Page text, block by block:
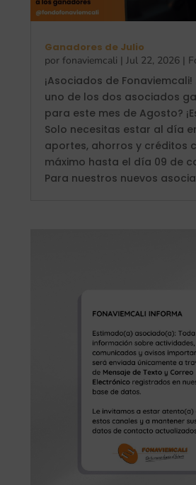
Ganadores de Julio
porfonaviemcali |Jul 22, 2026 |
¡Asociados de Fonaviemcali!
uno de los dos asociados
para este mes de Agosto?
Solo necesitas estar al día
aportes, ahorros y créditos
máximo hasta el día 09 de
Para nuestros nuevos